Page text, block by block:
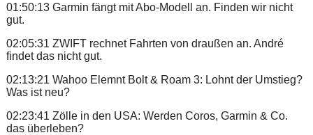
01:50:13 Garmin fängt mit Abo-Modell an. Finden wir nicht
gut.
02:05:31 ZWIFT rechnet Fahrten von draußen an. André
findet das nicht gut.
02:13:21 Wahoo Elemnt Bolt & Roam 3: Lohnt der Umstieg?
Was ist neu?
02:23:41 Zölle in den USA: Werden Coros, Garmin & Co.
das überleben?